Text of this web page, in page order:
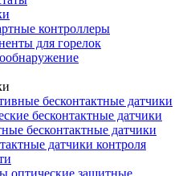
контроллеры
для горелок
бесконтактные датчики
бесконтактные датчики
бесконтактные датчики
датчики контроля
оптические защитные